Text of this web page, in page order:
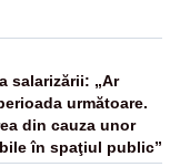
salarizării: „Ar
următoare.
din cauza unor
în spaţiul public”